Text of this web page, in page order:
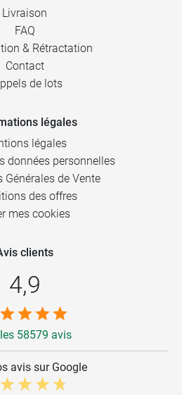
Livraison
FAQ
& Rétractation
Contact
de lots
légales
légales
données personnelles
Générales de Vente
des offres
mes cookies
clients
4,9
58579 avis
avis sur Google